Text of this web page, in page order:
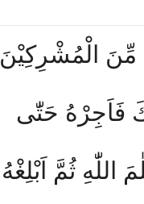
مِّنَ الْمُشْرِكِيْنَ
فَاَجِرْهُ حَتّٰى
اللّٰهِ ثُمَّ اَبْلِغْهُ